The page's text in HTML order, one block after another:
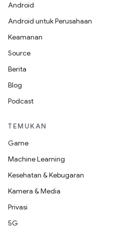
Android
Android untuk Perusahaan
Keamanan
Source
Berita
Blog
Podcast
TEMUKAN
Game
Machine Learning
Kesehatan & Kebugaran
Kamera & Media
Privasi
5G